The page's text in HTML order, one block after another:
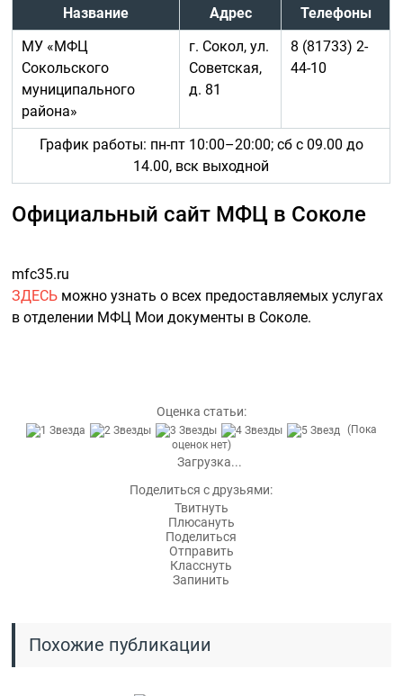
Название Адрес
Телефоны
МУ «МФЦ
Сокольского
муниципального
района»
г. Сокол, ул.
Советская,
д. 81
8 (81733) 2-
44-10
График работы: пн-пт 10:00–20:00; сб с 09.00 до
14.00, вск выходной
Официальный сайт МФЦ в Соколе
mfc35.ru
ЗДЕСЬ можно узнать о всех предоставляемых услугах
в отделении МФЦ Мои документы в Соколе.
Оценка статьи:
(Пока
оценок нет)
Загрузка...
Поделиться с друзьями:
Твитнуть
Плюсануть
Поделиться
Отправить
Класснуть
Запинить
Похожие публикации